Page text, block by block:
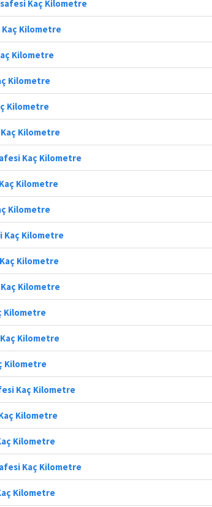
Kaç Kilometre
Kaç Kilometre
Kilometre
Kilometre
Kilometre
Kaç Kilometre
Kaç Kilometre
Kilometre
Kilometre
Kaç Kilometre
Kilometre
Kilometre
Kilometre
Kilometre
Kilometre
Kaç Kilometre
Kilometre
Kilometre
Kaç Kilometre
Kilometre